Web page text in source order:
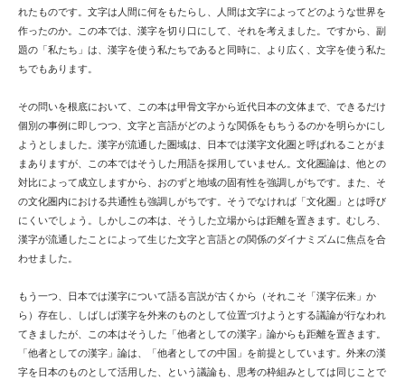
れたものです。文字は人間に何をもたらし、人間は文字によってどのような世界を
作ったのか。この本では、漢字を切り口にして、それを考えました。ですから、副
題の「私たち」は、漢字を使う私たちであると同時に、より広く、文字を使う私た
ちでもあります。
その問いを根底において、この本は甲骨文字から近代日本の文体まで、できるだけ
個別の事例に即しつつ、文字と言語がどのような関係をもちうるのかを明らかにし
ようとしました。漢字が流通した圏域は、日本では漢字文化圏と呼ばれることがま
まありますが、この本ではそうした用語を採用していません。文化圏論は、他との
対比によって成立しますから、おのずと地域の固有性を強調しがちです。また、そ
の文化圏内における共通性も強調しがちです。そうでなければ「文化圏」とは呼び
にくいでしょう。しかしこの本は、そうした立場からは距離を置きます。むしろ、
漢字が流通したことによって生じた文字と言語との関係のダイナミズムに焦点を合
わせました。
もう一つ、日本では漢字について語る言説が古くから（それこそ「漢字伝来」か
ら）存在し、しばしば漢字を外来のものとして位置づけようとする議論が行なわれ
てきましたが、この本はそうした「他者としての漢字」論からも距離を置きます。
「他者としての漢字」論は、「他者としての中国」を前提としています。外来の漢
字を日本のものとして活用した、という議論も、思考の枠組みとしては同じことで